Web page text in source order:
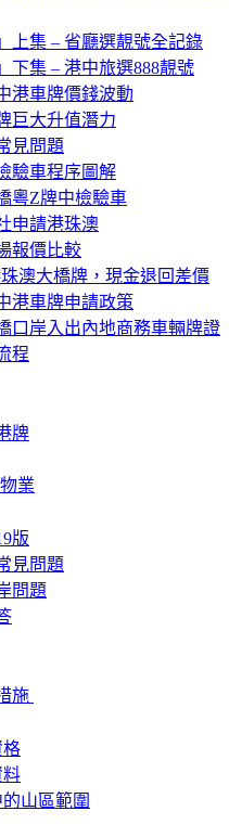
上集 – 省廳選靚號全記錄
下集 – 港中旅選888靚號
港車牌價錢波動
巨大升值潛力
見問題
驗車程序圖解
粵Z牌中檢驗車
申請港珠澳
報價比較
澳大橋牌，現金退回差價
港車牌申請政策
口岸入出內地商務車輛牌證
程
牌
業
版
見問題
問題
施
格
料
山區範圍